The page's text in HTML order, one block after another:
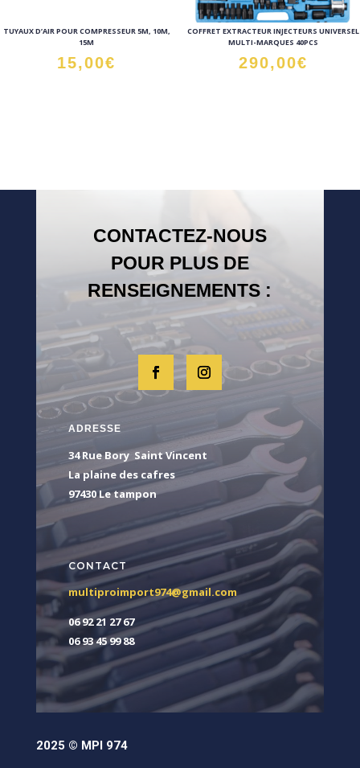
TUYAUX D’AIR POUR COMPRESSEUR 5M, 10M,
15M
15,00€
COFFRET EXTRACTEUR INJECTEURS UNIVERSEL
MULTI-MARQUES 40PCS
290,00€
CONTACTEZ-NOUS
POUR PLUS DE
RENSEIGNEMENTS :
ADRESSE
34 Rue Bory Saint Vincent
La plaine des cafres
97430 Le tampon
CONTACT
multiproimport974@gmail.com
06 92 21 27 67
06 93 45 99 88
2025 © MPI 974